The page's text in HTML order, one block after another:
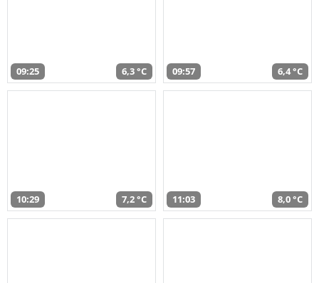
09:25 6,3 °C 09:57 6,4 °C
10:29 7,2 °C 11:03 8,0 °C